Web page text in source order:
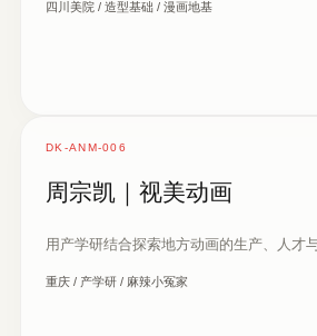
四川美院 / 造型基础 / 漫画地基
DK-ANM-006
周宗凯｜视美动画
用产学研结合探索地方动画的生产、人才
重庆 / 产学研 / 麻辣小冤家